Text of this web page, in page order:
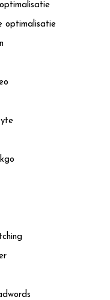
optimalisatie